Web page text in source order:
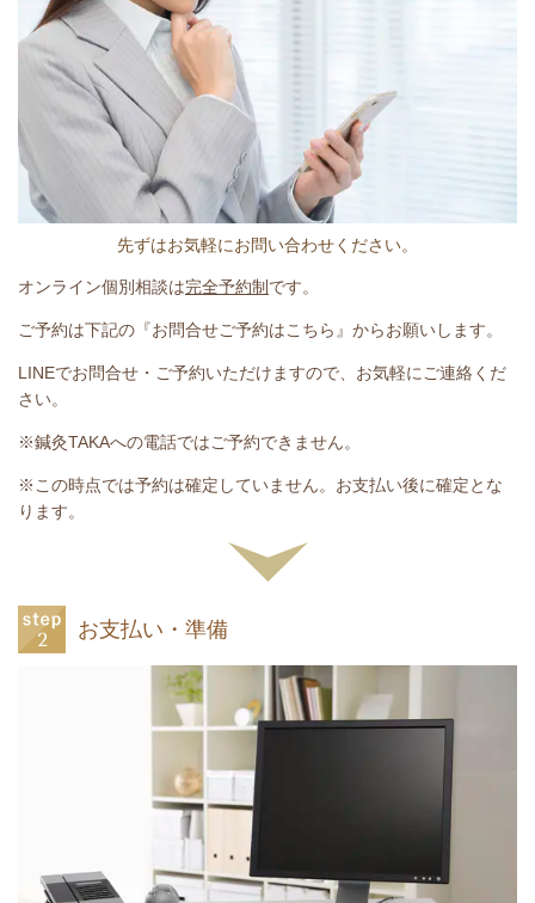
先ずはお気軽にお問い合わせください。
オンライン個別相談は完全予約制 です。
ご予約は下記の『お問合せご予約はこちら』からお願いします。
LINEでお問合せ・ご予約いただけますので、お気軽にご連絡くだ
さい。
※鍼灸TAKAへの電話ではご予約できません。
※この時点では予約は確定していません。お支払い後に確定とな
ります。
お支払い・準備